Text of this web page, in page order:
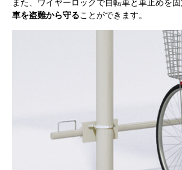
また、ワイヤーロックで自転車と車止めを固
車を盗難から守ることができます。